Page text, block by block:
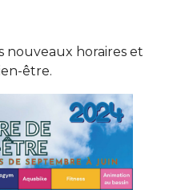
nouveaux horaires et
être.